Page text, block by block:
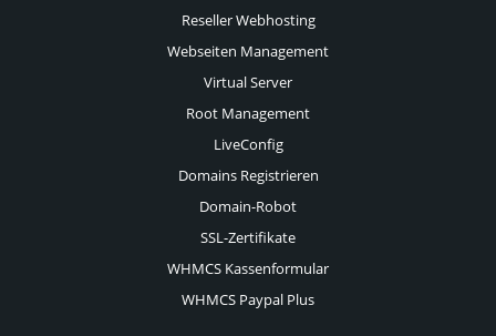
Reseller Webhosting
Webseiten Management
Virtual Server
Root Management
LiveConfig
Domains Registrieren
Domain-Robot
SSL-Zertifikate
WHMCS Kassenformular
WHMCS Paypal Plus